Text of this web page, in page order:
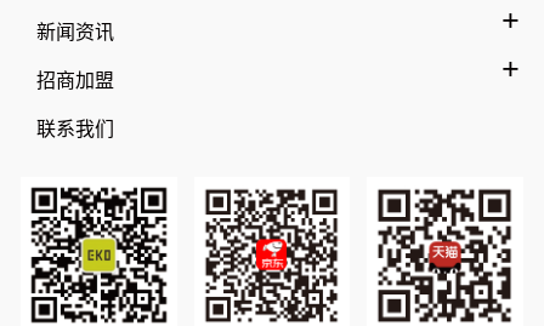
新闻资讯
招商加盟
联系我们